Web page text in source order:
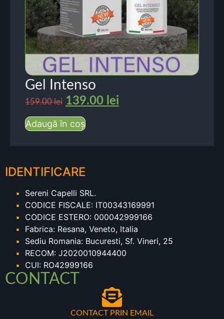
Gel Intenso
159.00lei 139.00 lei
Adaugă în coș
IDENTIFICARE
Sereni Capelli SRL.
CODICE FISCALE: IT00343169991
CODICE ESTERO: 000042999166
Fabrica: Resana, Veneto, Italia
Sediu Romania: Bucuresti, Sf. Vineri, 25
RECOM: J2020010944400
CUI: RO42999166
CONTACT
CONTACT PRIN EMAIL